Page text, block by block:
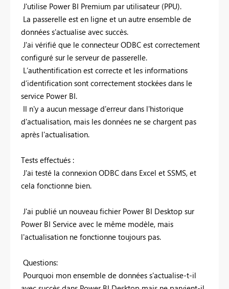
J'utilise Power BI Premium par utilisateur (PPU).
La passerelle est en ligne et un autre ensemble de
données s'actualise avec succès.
J'ai vérifié que le connecteur ODBC est correctement
configuré sur le serveur de passerelle.
L’authentification est correcte et les informations
d’identification sont correctement stockées dans le
service Power BI.
Il n'y a aucun message d'erreur dans l'historique
d'actualisation, mais les données ne se chargent pas
après l'actualisation.
Tests effectués :
J'ai testé la connexion ODBC dans Excel et SSMS, et
cela fonctionne bien.
J'ai publié un nouveau fichier Power BI Desktop sur
Power BI Service avec le même modèle, mais
l'actualisation ne fonctionne toujours pas.
Questions:
Pourquoi mon ensemble de données s'actualise-t-il